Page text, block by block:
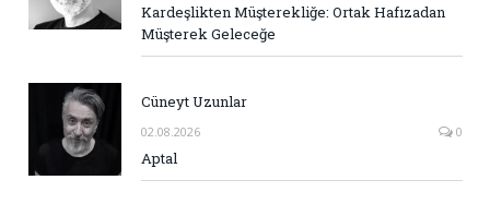
Kardeşlikten Müşterekliğe: Ortak Hafızadan
Müşterek Geleceğe
Cüneyt Uzunlar
02.08.2026 0
Aptal